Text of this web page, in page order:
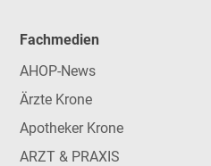
Fachmedien
AHOP-News
Ärzte Krone
Apotheker Krone
ARZT & PRAXIS